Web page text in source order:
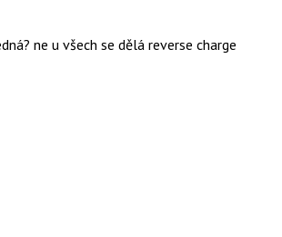
ne u všech se dělá reverse charge